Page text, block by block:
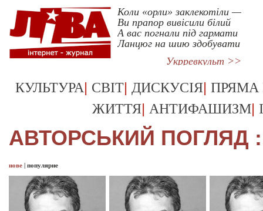
Коли «орли» заклекотіли —
Ви прапор вивісили білий
А вас погнали під гармати
Ланцюг на шию здобувати
Укрревкульт >>
КУЛЬТУРА| СВІТ| ДИСКУСІЯ| ПРЯМА
ЖИТТЯ| АНТИФАШИЗМ|
АВТОРСЬКИЙ ПОГЛЯД
нове | популярне